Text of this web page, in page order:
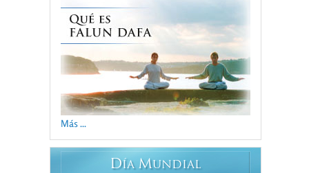
Más ...
DÍA MUNDIAL